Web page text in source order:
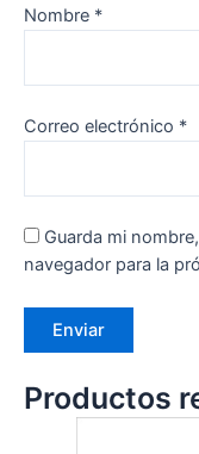
Nombre *
Correo electrónico *
Guarda mi
navegador para la
Productos